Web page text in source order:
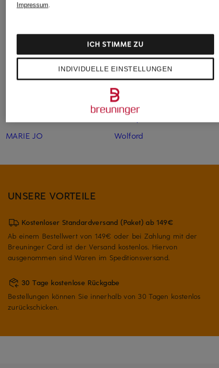
Body Damen
HANRO
MARIE JO
POLO RALPH LAUREN
SCHIESSER
SIMONE PÉRÈLE
Triangel BH
Triumph
Wolford
UNSERE VORTEILE
Kostenloser Standardversand (Paket) ab 149€
Ab einem Bestellwert von 149€ oder bei Zahlung mit der
Breuninger Card ist der Versand kostenlos. Hiervon
ausgenommen sind Waren im Speditionsversand.
30 Tage kostenlose Rückgabe
Bestellungen können Sie innerhalb von 30 Tagen kostenlos
zurückschicken.
Impressum.
INDIVIDUELLE EINSTELLUNGEN
ICH STIMME ZU